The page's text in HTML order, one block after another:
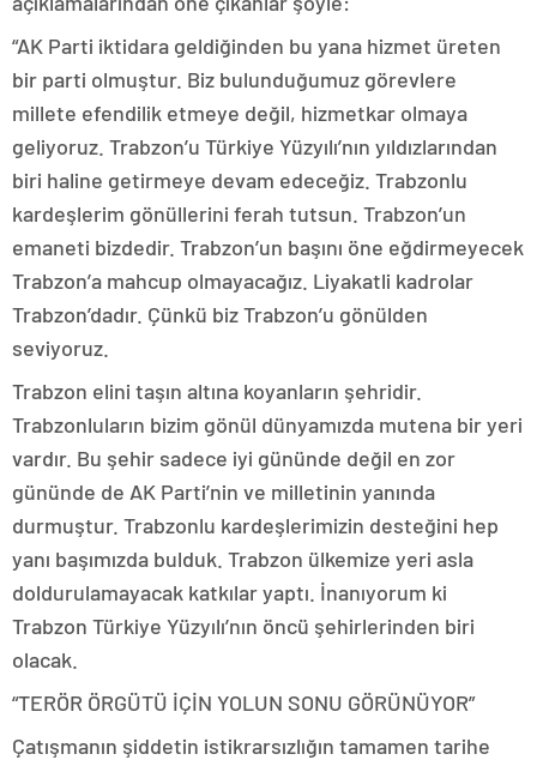
“AK Parti iktidara geldiğinden bu yana hizmet üreten
bir parti olmuştur. Biz bulunduğumuz görevlere
millete efendilik etmeye değil, hizmetkar olmaya
geliyoruz. Trabzon’u Türkiye Yüzyılı’nın yıldızlarından
biri haline getirmeye devam edeceğiz. Trabzonlu
kardeşlerim gönüllerini ferah tutsun. Trabzon’un
emaneti bizdedir. Trabzon’un başını öne eğdirmeyecek
Trabzon’a mahcup olmayacağız. Liyakatli kadrolar
Trabzon’dadır. Çünkü biz Trabzon’u gönülden
seviyoruz.
Trabzon elini taşın altına koyanların şehridir.
Trabzonluların bizim gönül dünyamızda mutena bir yeri
vardır. Bu şehir sadece iyi gününde değil en zor
gününde de AK Parti’nin ve milletinin yanında
durmuştur. Trabzonlu kardeşlerimizin desteğini hep
yanı başımızda bulduk. Trabzon ülkemize yeri asla
doldurulamayacak katkılar yaptı. İnanıyorum ki
Trabzon Türkiye Yüzyılı’nın öncü şehirlerinden biri
olacak.
“TERÖR ÖRGÜTÜ İÇİN YOLUN SONU GÖRÜNÜYOR”
Çatışmanın şiddetin istikrarsızlığın tamamen tarihe